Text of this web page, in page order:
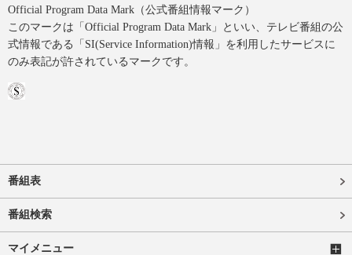
Official Program Data Mark（公式番組情報マーク）
このマークは「Official Program Data Mark」といい、テレビ番組の公
式情報である「SI(Service Information)情報」を利用したサービスに
のみ表記が許されているマークです。
番組表
番組検索
マイメニュー